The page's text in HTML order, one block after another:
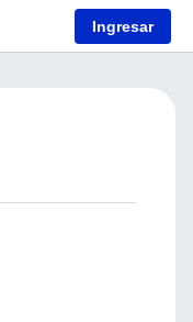
Ingresar